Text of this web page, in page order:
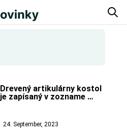
Drevený artikulárny kostol
je zapísaný v zozname
24. September, 2023